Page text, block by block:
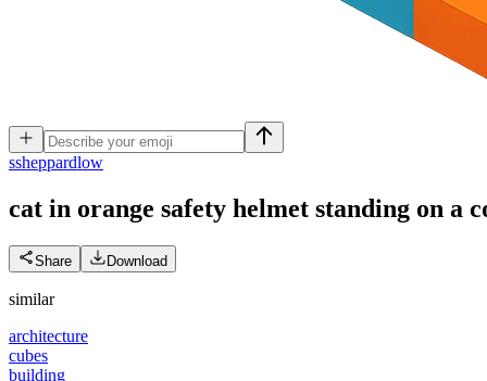
ssheppardlow
cat in orange safety helmet standing on a
Share Download
similar
architecture
cubes
building